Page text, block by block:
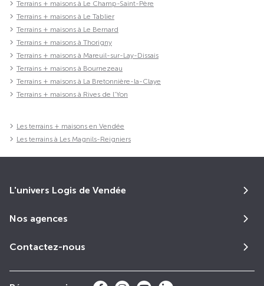
Terrains + maisons à Le Champ-Saint-Père
Terrains + maisons à Le Tablier
Terrains + maisons à Le Bernard
Terrains + maisons à Thorigny
Terrains + maisons à Mareuil-sur-Lay-Dissais
Terrains + maisons à Bournezeau
Terrains + maisons à La Bretonnière-la-Claye
Terrains + maisons à Rives de l'Yon
Les terrains + maisons en Vendée
Les terrains à Les Magnils-Reigniers
L'univers Logis de Vendée
Nos agences
Contactez-nous